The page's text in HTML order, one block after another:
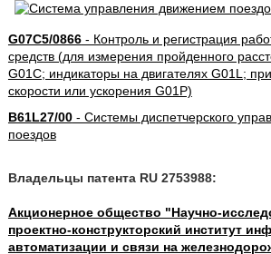
G07C5/0866- Контроль и регистрация
средств (для измерения пройденного
G01C; индикаторы на двигателях G01L;
скорости или ускорения G01P)
B61L27/00- Системы диспетчерского
поездов
Владельцы патента RU 2753988:
Акционерное общество "Научно-
проектно-конструкторский институт
автоматизации и связи на